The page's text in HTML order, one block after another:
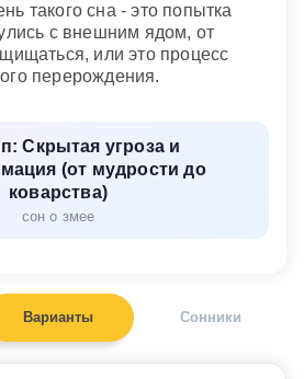
такого сна - это попытка
с внешним ядом, от
или это процесс
перерождения.
Скрытая угроза и
(от мудрости до
коварства)
сон о змее
Варианты Сонники